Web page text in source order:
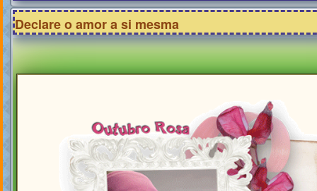
Declare o amor a si mesma